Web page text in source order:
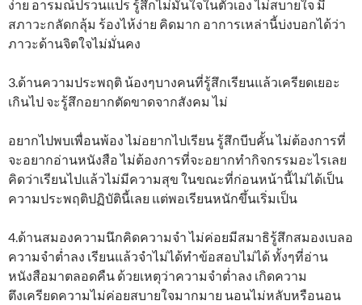
ง่าย อารมณ์ปรวนแปร รู้สึกไม่มั่นใจในตัวเอง ไม่สบายใจ มี
สภาวะกลัดกลุ้ม ร้องไห้ง่าย คิดมาก อาการเหล่านี้บ่งบอกได้ว่า
ภาวะด้านจิตใจไม่มั่นคง
3.ด้านความประพฤติ น้องๆบางคนที่รู้สึกเรียนแล้วเครียดเยอะ
เกินไป จะรู้สึกอยากตัดขาดจากสังคม ไม่
อยากไปพบเพื่อนพ้อง ไม่อยากไปเรียน รู้สึกบีบคั้น ไม่ต้องการที่
จะอยากอ่านหนังสือ ไม่ต้องการที่จะอยากทำกิจกรรมอะไรเลย
คิดว่าเรียนไปแล้วไม่มีความสุข ในขณะที่ก่อนหน้านี้ไม่ได้เป็น
ความประพฤติปฏิบัตินี้เลย แต่พอเรียนหนักขึ้นเริ่มเป็น
4.ด้านสมองความนึกคิดความจำ ไม่ค่อยมีสมาธิรู้สึกสมองเบลอ
ความจำต่ำลง เรียนแล้วจำไม่ได้ทำข้อสอบไม่ได้ ทั้งๆที่อ่าน
หนังสือมาตลอดคืน ด้วยเหตุว่าความจำต่ำลง เกิดความ
ตึงเครียดความไม่ค่อยสบายใจมากมาย นอนไม่หลับหรือนอน